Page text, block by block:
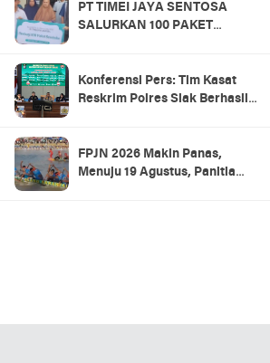
PT TIMEI JAYA SENTOSA
SALURKAN 100 PAKET
UCAPKAN TERIMA KASIH
Konferensi Pers: Tim Kasat
Reskrim Polres Siak Berhasil
FPJN 2026 Makin Panas,
Menuju 19 Agustus, Panitia